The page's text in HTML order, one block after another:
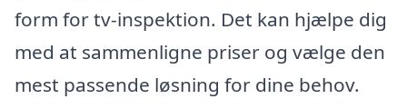
form for tv-inspektion. Det kan hjælpe dig
med at sammenligne priser og vælge den
mest passende løsning for dine behov.